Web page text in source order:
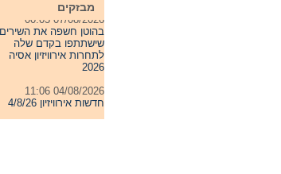
מבזקים
07/08/2026 00:05
בהוטן חשפה את השירים
שישתתפו בקדם שלה
לתחרות אירוויזיון אסיה
2026
04/08/2026 11:06
חדשות אירוויזיון 4/8/26
31/07/2026 08:54